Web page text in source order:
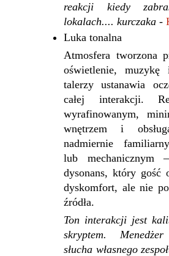
reakcji kiedy
lokalach.... kurczaka -
Luka tonalna
Atmosfera tworzona
oświetlenie, muzykę
talerzy ustanawia
całej interakcji.
wyrafinowanym,
wnętrzem i
nadmiernie
lub mechanicznym
dysonans, który gość
dyskomfort, ale nie
źródła.
Ton interakcji jest
skryptem.
słucha własnego